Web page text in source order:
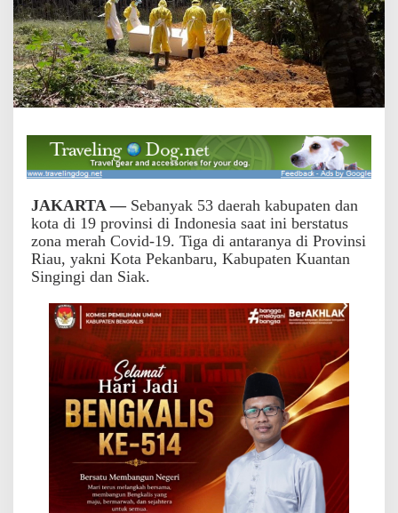
i
a
u
S
a
a
t
n
i
B
e
r
s
t
a
t
Z
o
n
a
M
e
r
a
C
o
v
i
JAKARTA — Sebanyak 53 daerah kabupaten dan
kota di 19 provinsi di Indonesia saat ini berstatus
zona merah Covid-19. Tiga di antaranya di Provinsi
Riau, yakni Kota Pekanbaru, Kabupaten Kuantan
Singingi dan Siak.